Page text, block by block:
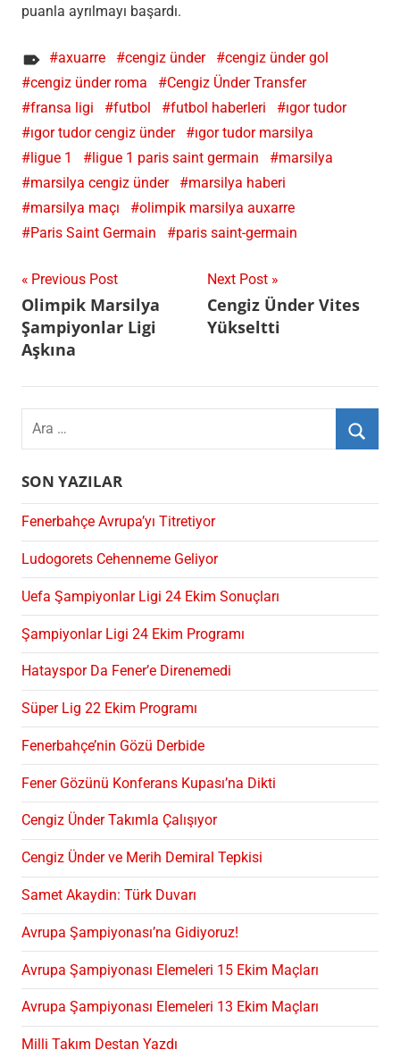
puanla ayrılmayı başardı.
axuarre cengiz ünder
cengiz ünder gol
cengiz ünder roma
Cengiz Ünder Transfer
fransa ligi
futbol futbol haberleri
ıgor tudor
ıgor tudor cengiz ünder
ıgor tudor marsilya
ligue 1
ligue 1 paris saint germain
marsilya
marsilya cengiz ünder
marsilya haberi
marsilya maçı
olimpik marsilya auxarre
Paris Saint Germain
paris saint-germain
Yazı
gezinmesi
Previous Post
Olimpik Marsilya
Şampiyonlar Ligi
Aşkına
Next Post
Cengiz Ünder Vites
Yükseltti
Search
for:
SON YAZILAR
Fenerbahçe Avrupa’yı Titretiyor
Ludogorets Cehenneme Geliyor
Uefa Şampiyonlar Ligi 24 Ekim Sonuçları
Şampiyonlar Ligi 24 Ekim Programı
Hatayspor Da Fener’e Direnemedi
Süper Lig 22 Ekim Programı
Fenerbahçe’nin Gözü Derbide
Fener Gözünü Konferans Kupası’na Dikti
Cengiz Ünder Takımla Çalışıyor
Cengiz Ünder ve Merih Demiral Tepkisi
Samet Akaydin: Türk Duvarı
Avrupa Şampiyonası’na Gidiyoruz!
Avrupa Şampiyonası Elemeleri 15 Ekim Maçları
Avrupa Şampiyonası Elemeleri 13 Ekim Maçları
Milli Takım Destan Yazdı